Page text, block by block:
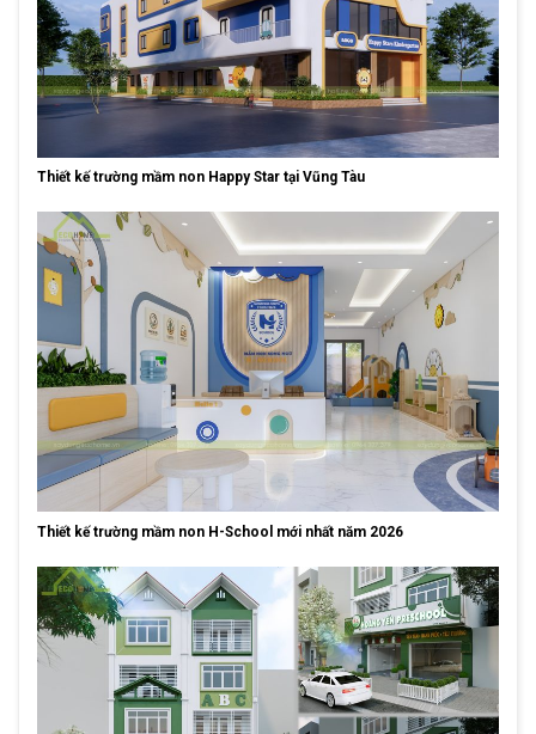
Thiết kế trường mầm non Happy Star tại Vũng Tàu
Thiết kế trường mầm non H-School mới nhất năm 2026